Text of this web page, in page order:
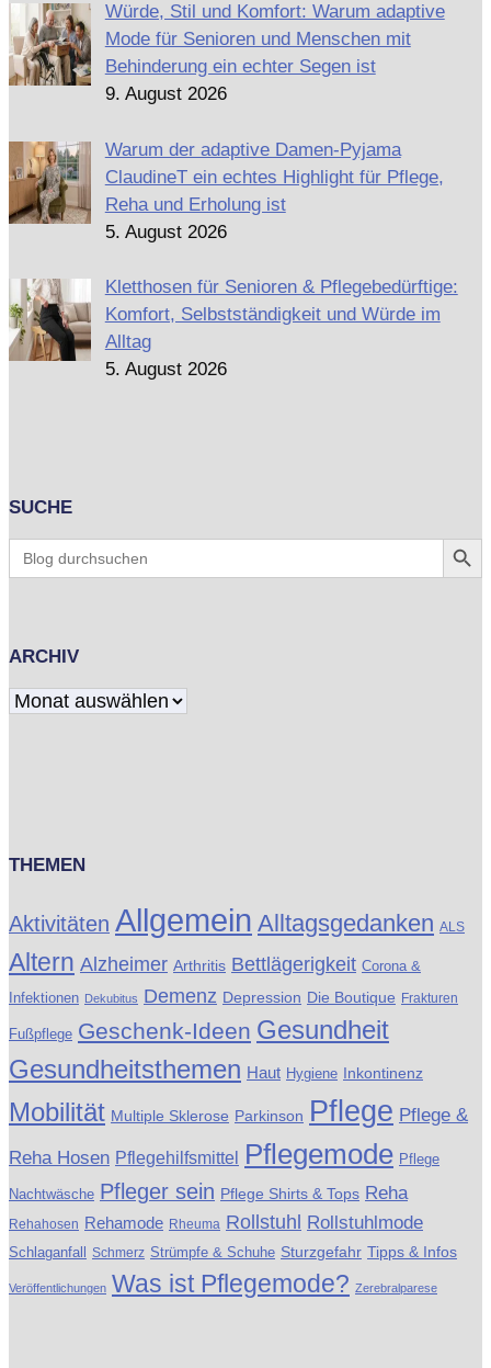
Würde, Stil und Komfort: Warum adaptive
Mode für Senioren und Menschen mit
Behinderung ein echter Segen ist
9. August 2026
Warum der adaptive Damen-Pyjama
ClaudineT ein echtes Highlight für Pflege,
Reha und Erholung ist
5. August 2026
Kletthosen für Senioren & Pflegebedürftige:
Komfort, Selbstständigkeit und Würde im
Alltag
5. August 2026
SUCHE
Search
for:
Search
ARCHIV
Archiv
THEMEN
Aktivitäten Allgemein Alltagsgedanken ALS
Altern Alzheimer Arthritis Bettlägerigkeit Corona &
Infektionen Dekubitus Demenz Depression Die Boutique Frakturen
Fußpflege Geschenk-Ideen Gesundheit
Gesundheitsthemen Haut Hygiene Inkontinenz
Mobilität Multiple Sklerose Parkinson Pflege Pflege &
Reha Hosen Pflegehilfsmittel Pflegemode Pflege
Nachtwäsche Pfleger sein Pflege Shirts & Tops Reha
Rehahosen Rehamode Rheuma Rollstuhl Rollstuhlmode
Schlaganfall Schmerz Strümpfe & Schuhe Sturzgefahr Tipps & Infos
Veröffentlichungen Was ist Pflegemode? Zerebralparese